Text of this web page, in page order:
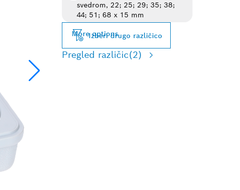
svedrom, 22; 25; 29; 35; 38;
44; 51; 68 x 15 mm
More options
Izbrana različica
Izberi drugo različico
Pregled različic(2)